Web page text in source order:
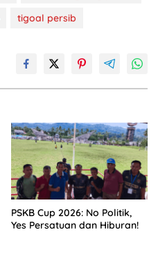
tigoal persib
PSKB Cup 2026: No Politik,
Yes Persatuan dan Hiburan!